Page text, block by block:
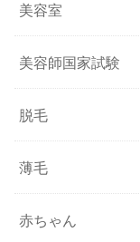
美容室
美容師国家試験
脱毛
薄毛
赤ちゃん